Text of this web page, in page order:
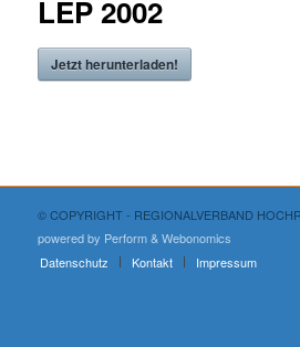
LEP 2002
Jetzt herunterladen!
© COPYRIGHT - REGIONALVERBAND
powered by Perform & Webonomics
Datenschutz
Kontakt Impressum